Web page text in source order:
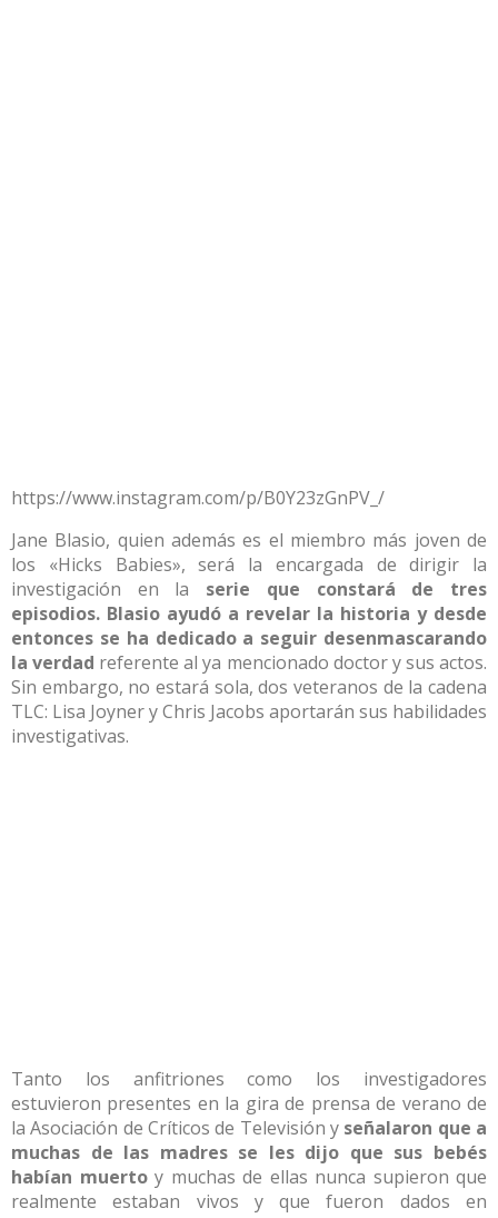
https://www.instagram.com/p/B0Y23zGnPV_/
Jane Blasio, quien además es el miembro más joven de
los «Hicks Babies», será la encargada de dirigir la
investigación en la serie que constará de tres
episodios. Blasio ayudó a revelar la historia y desde
entonces se ha dedicado a seguir desenmascarando
la verdad referente al ya mencionado doctor y sus actos.
Sin embargo, no estará sola, dos veteranos de la cadena
TLC: Lisa Joyner y Chris Jacobs aportarán sus habilidades
investigativas.
Tanto los anfitriones como los investigadores
estuvieron presentes en la gira de prensa de verano de
la Asociación de Críticos de Televisión y señalaron que a
muchas de las madres se les dijo que sus bebés
habían muertoy muchas de ellas nunca supieron que
realmente estaban vivos y que fueron dados en